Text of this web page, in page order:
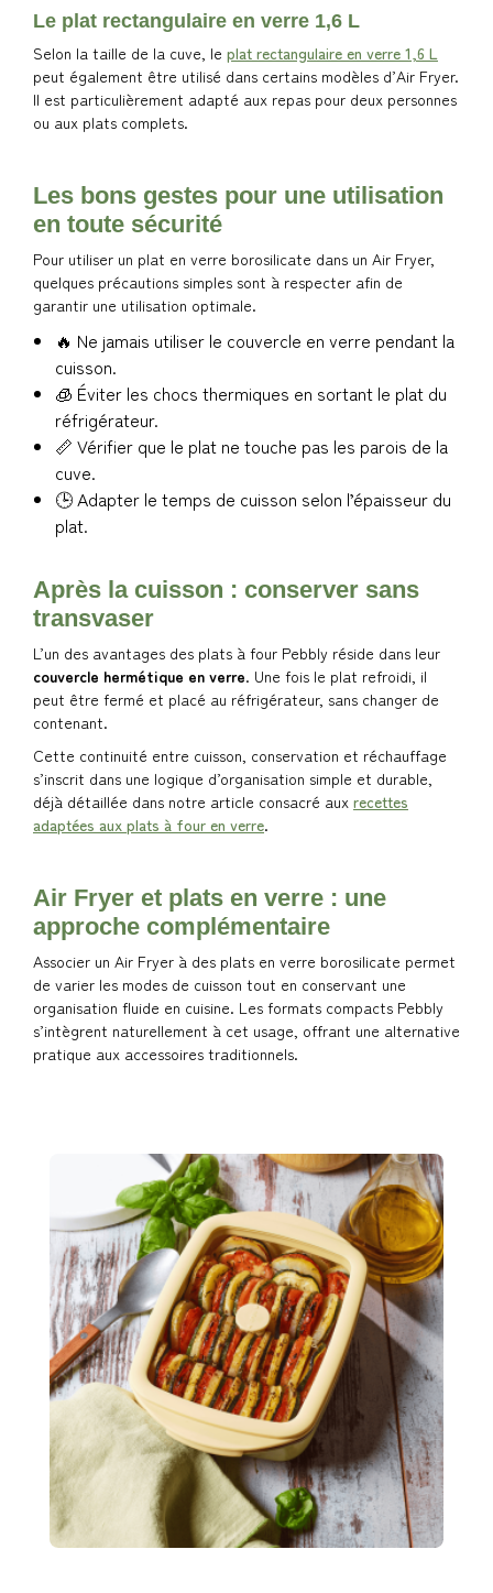
Le plat rectangulaire en verre 1,6 L
Selon la taille de la cuve, le plat rectangulaire en verre 1,6 L
peut également être utilisé dans certains modèles d’Air Fryer.
Il est particulièrement adapté aux repas pour deux personnes
ou aux plats complets.
Les bons gestes pour une utilisation
en toute sécurité
Pour utiliser un plat en verre borosilicate dans un Air Fryer,
quelques précautions simples sont à respecter afin de
garantir une utilisation optimale.
🔥 Ne jamais utiliser le couvercle en verre pendant la
cuisson.
🧊 Éviter les chocs thermiques en sortant le plat du
réfrigérateur.
📏 Vérifier que le plat ne touche pas les parois de la
cuve.
🕒 Adapter le temps de cuisson selon l’épaisseur du
plat.
Après la cuisson : conserver sans
transvaser
L’un des avantages des plats à four Pebbly réside dans leur
couvercle hermétique en verre. Une fois le plat refroidi, il
peut être fermé et placé au réfrigérateur, sans changer de
contenant.
Cette continuité entre cuisson, conservation et réchauffage
s’inscrit dans une logique d’organisation simple et durable,
déjà détaillée dans notre article consacré aux recettes
adaptées aux plats à four en verre.
Air Fryer et plats en verre : une
approche complémentaire
Associer un Air Fryer à des plats en verre borosilicate permet
de varier les modes de cuisson tout en conservant une
organisation fluide en cuisine. Les formats compacts Pebbly
s’intègrent naturellement à cet usage, offrant une alternative
pratique aux accessoires traditionnels.